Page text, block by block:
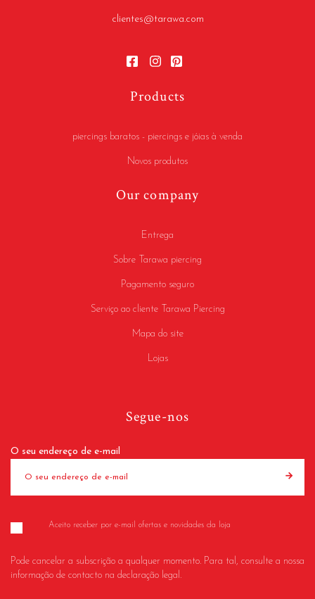
clientes@tarawa.com
Products
piercings baratos - piercings e jóias à venda
Novos produtos
Our company
Entrega
Sobre Tarawa piercing
Pagamento seguro
Serviço ao cliente Tarawa Piercing
Mapa do site
Lojas
Segue-nos
O seu endereço de e-mail
Aceito receber por e-mail ofertas e novidades da loja
Pode cancelar a subscrição a qualquer momento. Para tal, consulte a nossa
informação de contacto na declaração legal.